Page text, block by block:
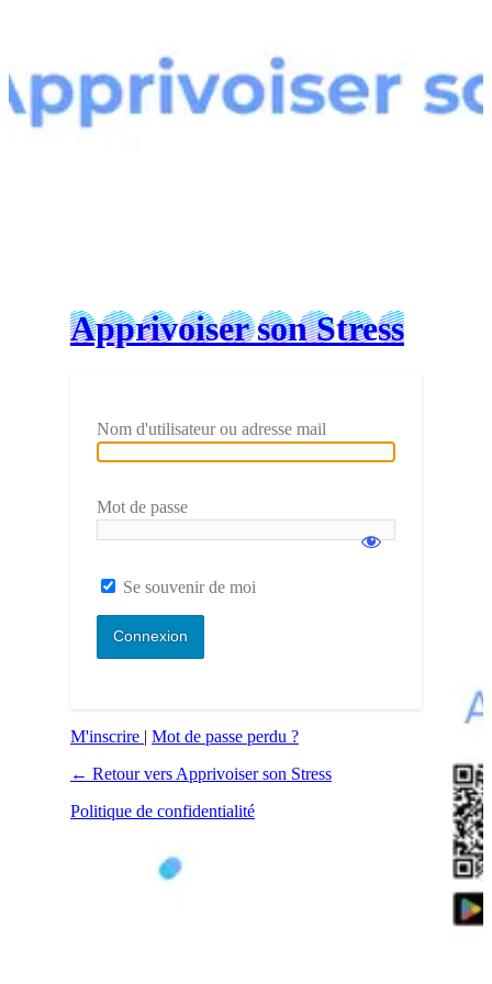
Apprivoiser son Stress
Nom d'utilisateur ou adresse mail
Mot de passe
Se souvenir de moi
M'inscrire | Mot de passe perdu ?
← Retour vers Apprivoiser son Stress
Politique de confidentialité